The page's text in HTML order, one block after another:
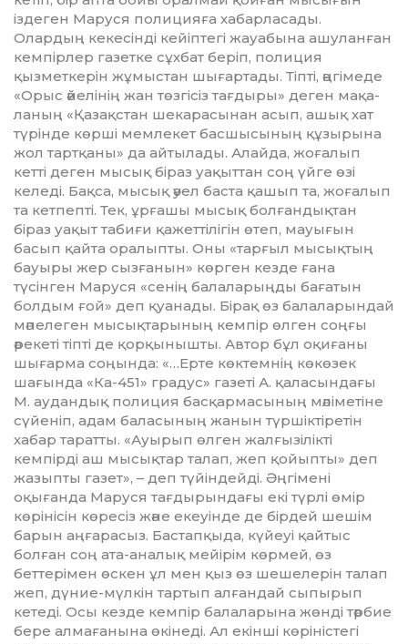
іздеген Маруся полицияға хабарласады.
Олардың кекесінді кейіптегі жауабына ашуланған
кемпірлер газетке сұхбат беріп, полиция
қызметкерін жұмыс­тан шығартады. Тіпті, әңгімеде
«Орыс әйе­лінің жан төзгісіз тағдыры» деген ма­қа­
ланың «Қазақстан шекарасынан асып, ашық хат
түрінде көрші мемлекет басшы­сы­ның құзырына
жол тартқаны» да айтылады. Алайда, жоғалып
кетті деген мысық біраз уақыттан соң үйге өзі
келеді. Бақса, мысық әуел баста қашып та, жоғалып
та ­кет­пепті. Тек, ұрғашы мысық болғандықтан
біраз уақыт табиғи қажеттілігін өтеп, мауы­­ғын
басып қайта оралыпты. Оны «тар­ғыл мысықтың
бауыры жер сызғанын» көрген кезде ғана
түсінген Маруся «сенің балаларыңды бағатын
болдым ғой» деп қуанады. Бірақ өз балаларындай
мәпеле­ген мысықтарының кемпір өлген соңғы
әрекеті тіпті де қорқынышты. Автор бұл оқиғаны
шығарма соңында: «…Ерте көктемнің көкөзек
шағында «Ка-451» градус» газеті А. қаласындағы
М. аудандық полиция басқармасының мәліметіне
сүйеніп, адам баласының жанын түршік­тіретін
хабар таратты. «Ауырып өлген жалғызілікті
кемпірді аш мысықтар талап, жеп қойыпты» деп
жазыпты газет», – деп түйіндейді. Әңгімені
оқығанда Маруся тағдырындағы екі түрлі өмір
көрінісін көресіз және екеуінде де бірдей шешім
ба­рын аңғарасыз. Бастапқыда, күйеуі қайтыс
болған соң ата-аналық мейірім көрмей, өз
беттерімен өскен ұл мен қыз өз шешелерін талап
жеп, дүние-мүлкін тартып алғандай сыпырып
кетеді. Осы кезде кемпір балаларына жөнді тәрбие
бере алмағанына өкінеді. Ал екінші көріністегі